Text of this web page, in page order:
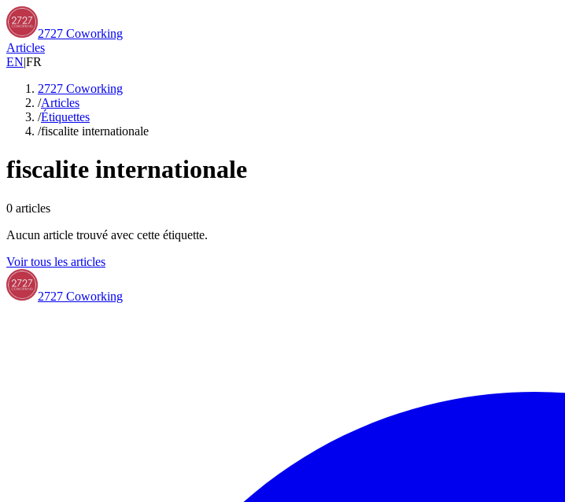
2727 Coworking
Articles
EN|FR
2727 Coworking
/Articles
/Étiquettes
/fiscalite internationale
fiscalite internationale
0 articles
Aucun article trouvé avec cette étiquette.
Voir tous les articles
2727 Coworking